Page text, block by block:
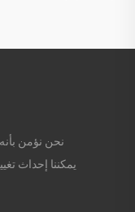
نحن نؤمن
يمكننا إحداث